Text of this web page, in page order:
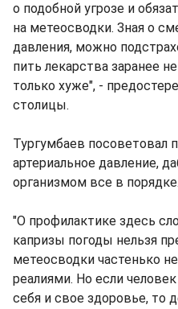
о подобной угрозе и
на метеосводки. Зная о
давления, можно
пить лекарства заранее
только хуже", -
столицы.
Тургумбаев посоветовал
артериальное давление,
организмом все в порядке.
"О профилактике здесь
капризы погоды нельзя
метеосводки частенько
реалиями. Но если
себя и свое здоровье, то